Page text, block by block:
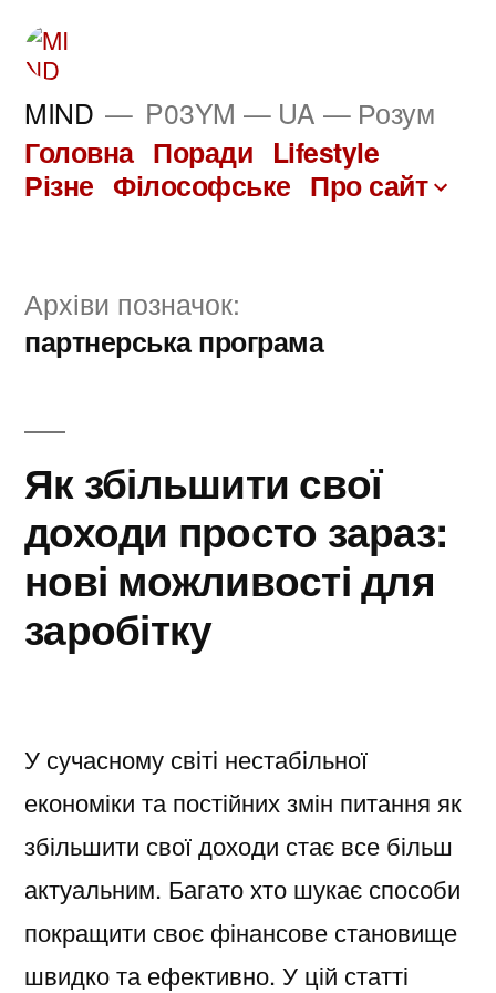
Перейти
вмісту
MIND P03YM — UA — Розум
Головна Поради Lifestyle
Різне Філософське Про сайт
Архіви позначок:
партнерська програма
Як збільшити свої
доходи просто зараз:
нові можливості для
заробітку
У сучасному світі нестабільної
економіки та постійних змін питання як
збільшити свої доходи стає все більш
актуальним. Багато хто шукає способи
покращити своє фінансове становище
швидко та ефективно. У цій статті